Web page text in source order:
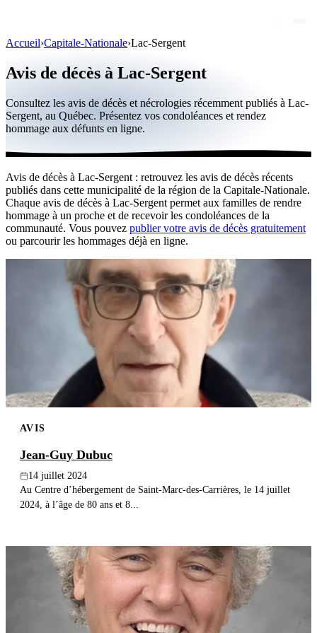
Personnalités publiques
Québec
Canada
International
Par région
Par ville
Maisons funéraires
Publier un avis
Accueil›Capitale-Nationale›Lac-Sergent
Avis de décès à Lac-Sergent
Consultez les avis de décès et nécrologies récemment publiés à Lac-
Sergent, au Québec. Présentez vos condoléances et rendez
hommage aux défunts en ligne.
Avis de décès à Lac-Sergent : retrouvez les avis de décès récents
publiés dans cette municipalité de la région de la Capitale-Nationale.
Chaque avis de décès à Lac-Sergent permet aux familles de rendre
hommage à un proche et de recevoir les condoléances de la
communauté. Vous pouvez publier votre avis de décès gratuitement
ou parcourir les hommages déjà en ligne.
AVIS
Jean-Guy Dubuc
14 juillet 2024
Au Centre d’hébergement de Saint-Marc-des-Carrières, le 14 juillet
2024, à l’âge de 80 ans et 8...